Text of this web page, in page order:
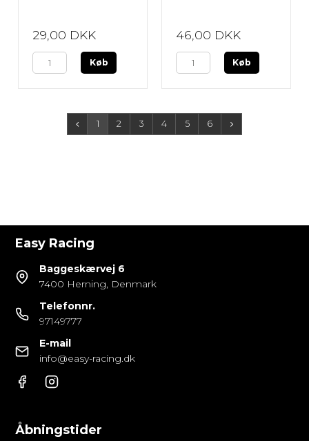
29,00 DKK
Køb
46,00 DKK
Køb
1 2 3 4 5 6
Easy Racing
Baggeskærvej 6
7400 Herning, Denmark
Telefonnr.
97149777
E-mail
info@easy-racing.dk
Åbningstider